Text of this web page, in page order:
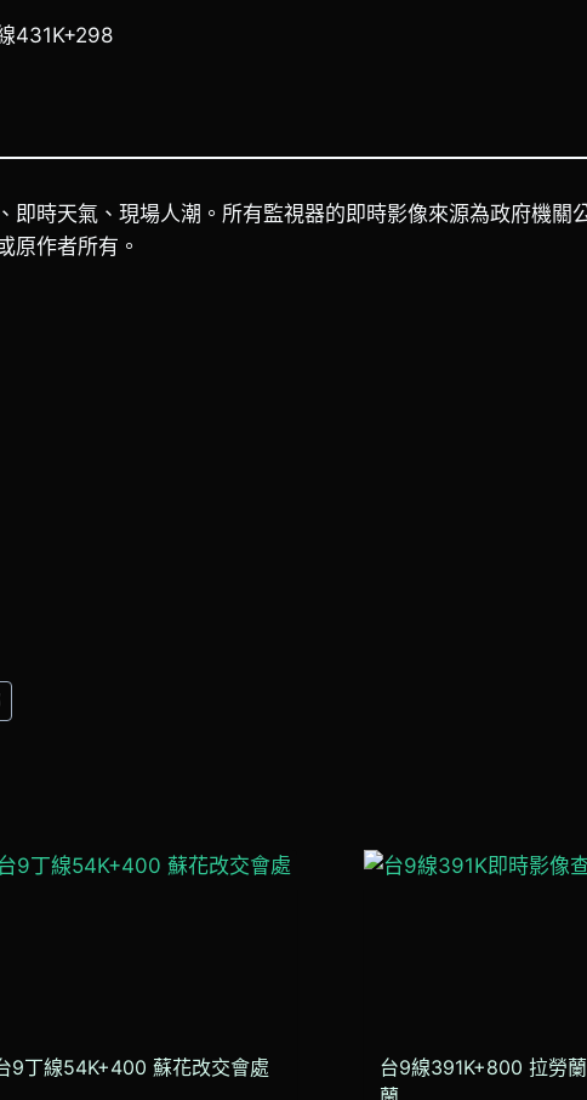
431K+298
即時天氣、現場人潮。所有監視器的即時影像來源為政府機關
原作者所有。
9丁線54K+400 蘇花改交會處
台9線391K+800 拉勞